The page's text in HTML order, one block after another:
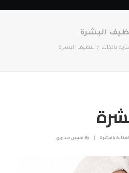
البشرة
بالذات تنظيف البشرة
بالبشرة By لميس مداوي